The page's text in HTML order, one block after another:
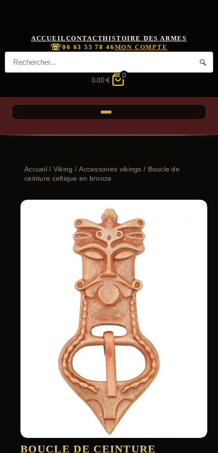
ACCUEIL CONTACTHISTOIRE DES ARMES
☏06 63 55 78 46 MON COMPTE
0,00 €
0
Accueil/ Viking /Accessoires vikings / Boucle de
ceinture celtique en bronze
BOUCLE DE CEINTURE